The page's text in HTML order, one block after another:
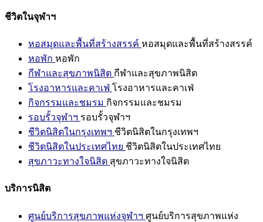
ชีวิตในจุฬาฯ
หอสมุดและพื้นที่สร้างสรรค์ หอสมุดและพื้นที่สร้างสรรค์
หอพัก หอพัก
กีฬาและสุขภาพนิสิต กีฬาและสุขภาพนิสิต
โรงอาหารและคาเฟ่ โรงอาหารและคาเฟ่
กิจกรรมและชมรม กิจกรรมและชมรม
รอบรั้วจุฬาฯ รอบรั้วจุฬาฯ
ชีวิตนิสิตในกรุงเทพฯ ชีวิตนิสิตในกรุงเทพฯ
ชีวิตนิสิตในประเทศไทย ชีวิตนิสิตในประเทศไทย
สุขภาวะทางใจนิสิต สุขภาวะทางใจนิสิต
บริการนิสิต
ศูนย์บริการสุขภาพแห่งจุฬาฯ ศูนย์บริการสุขภาพแห่ง